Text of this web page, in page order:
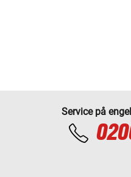
Service på